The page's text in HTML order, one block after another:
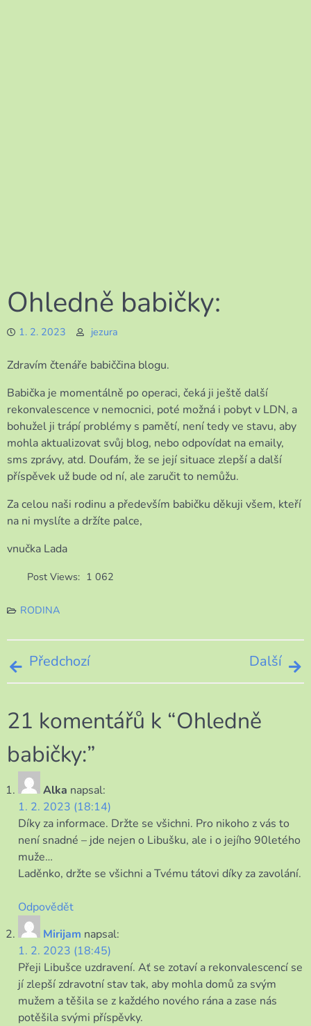
Ohledně babičky:
1. 2. 2023 jezura
Zdravím čtenáře babiččina blogu.
Babička je momentálně po operaci, čeká ji ještě další
rekonvalescence v nemocnici, poté možná i pobyt v LDN, a
bohužel ji trápí problémy s pamětí, není tedy ve stavu, aby
mohla aktualizovat svůj blog, nebo odpovídat na emaily,
sms zprávy, atd. Doufám, že se její situace zlepší a další
příspěvek už bude od ní, ale zaručit to nemůžu.
Za celou naši rodinu a především babičku děkuji všem, kteří
na ni myslíte a držíte palce,
vnučka Lada
Post Views: 1 062
RODINA
Navigace
příspěvek
Předchozí Další
21 komentářů k “Ohledně
babičky:”
Alka napsal:
1. 2. 2023 (18:14)
Díky za informace. Držte se všichni. Pro nikoho z vás to
není snadné – jde nejen o Libušku, ale i o jejího 90letého
muže…
Laděnko, držte se všichni a Tvému tátovi díky za zavolání.
Odpovědět
Mirijam napsal:
1. 2. 2023 (18:45)
Přeji Libušce uzdravení. Ať se zotaví a rekonvalescencí se
jí zlepší zdravotní stav tak, aby mohla domů za svým
mužem a těšila se z každého nového rána a zase nás
potěšila svými příspěvky.